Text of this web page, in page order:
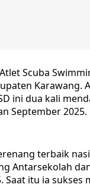
Scuba
Karawang.
ini dua kali
September 2025.
terbaik
Antarsekolah
Saat itu ia